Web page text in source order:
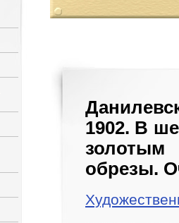
1902. В
золотым
обрезы.